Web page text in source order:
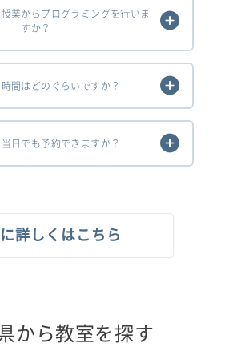
業からプログラミングを行いま
すか？
間はどのぐらいですか？
日でも予約できますか？
詳しくはこちら
から教室を探す